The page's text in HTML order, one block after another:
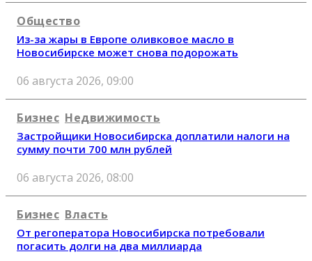
Общество
Из-за жары в Европе оливковое масло в
Новосибирске может снова подорожать
06 августа 2026, 09:00
Бизнес Недвижимость
Застройщики Новосибирска доплатили налоги на
сумму почти 700 млн рублей
06 августа 2026, 08:00
Бизнес Власть
От регоператора Новосибирска потребовали
погасить долги на два миллиарда